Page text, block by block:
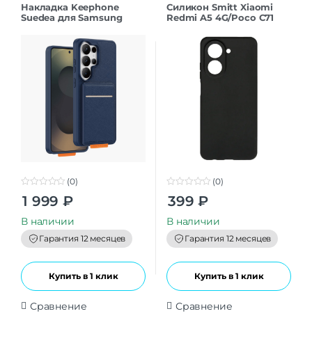
Накладка Keephone
Suedea для Samsung
t
o
f
5
(0)
1 999 ₽
В наличии
Гарантия 12 месяцев
Купить в 1 клик
Сравнение
Силикон Smitt Xiaomi
Redmi A5 4G/Poco C71
o
t
o
f
5
(0)
399 ₽
В наличии
Гарантия 12 месяцев
Купить в 1 клик
Сравнение